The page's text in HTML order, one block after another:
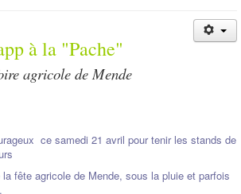
à la "Pache"
agricole de Mende
ce samedi 21 avril pour tenir les stands de
fête agricole de Mende, sous la pluie et parfois